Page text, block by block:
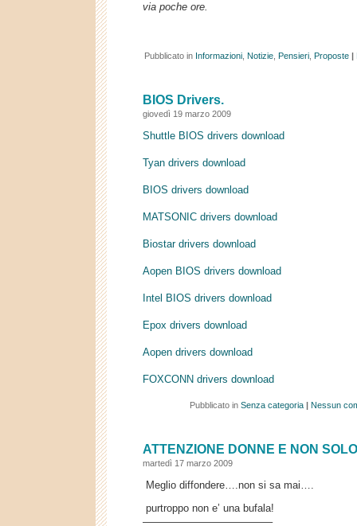
via poche ore.
Pubblicato in Informazioni, Notizie, Pensieri, Proposte |
BIOS Drivers.
giovedì 19 marzo 2009
Shuttle BIOS drivers download
Tyan drivers download
BIOS drivers download
MATSONIC drivers download
Biostar drivers download
Aopen BIOS drivers download
Intel BIOS drivers download
Epox drivers download
Aopen drivers download
FOXCONN drivers download
Pubblicato in Senza categoria | Nessun
ATTENZIONE DONNE E NON
martedì 17 marzo 2009
Meglio diffondere….non si sa mai….
purtroppo non e’ una bufala!
————————————–